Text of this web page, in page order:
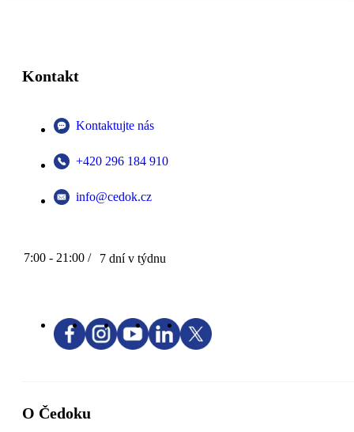
Kontakt
Kontaktujte nás
+420 296 184 910
info@cedok.cz
7:00 - 21:00 / 7 dní v týdnu
O Čedoku